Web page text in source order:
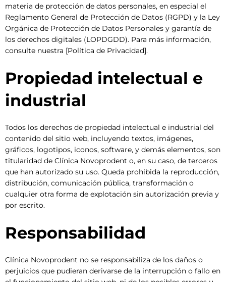
materia de protección de datos personales, en especial el
Reglamento General de Protección de Datos (RGPD) y la Ley
Orgánica de Protección de Datos Personales y garantía de
los derechos digitales (LOPDGDD). Para más información,
consulte nuestra [Política de Privacidad].
Propiedad intelectual e
industrial
Todos los derechos de propiedad intelectual e industrial del
contenido del sitio web, incluyendo textos, imágenes,
gráficos, logotipos, iconos, software, y demás elementos, son
titularidad de Clínica Novoprodent o, en su caso, de terceros
que han autorizado su uso. Queda prohibida la reproducción,
distribución, comunicación pública, transformación o
cualquier otra forma de explotación sin autorización previa y
por escrito.
Responsabilidad
Clínica Novoprodent no se responsabiliza de los daños o
perjuicios que pudieran derivarse de la interrupción o fallo en